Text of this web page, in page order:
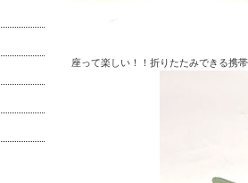
座って楽しい！！折りたたみできる携